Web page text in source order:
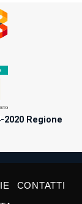
2020 Regione
CONTATTI